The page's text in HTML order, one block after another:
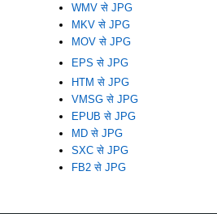
WMV से JPG
MKV से JPG
MOV से JPG
EPS से JPG
HTM से JPG
VMSG से JPG
EPUB से JPG
MD से JPG
SXC से JPG
FB2 से JPG